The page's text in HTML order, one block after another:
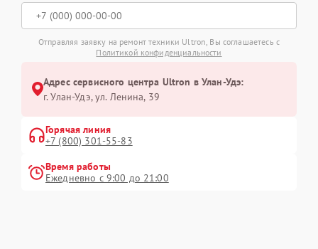
Отправляя заявку на ремонт техники Ultron, Вы соглашаетесь с
Политикой конфиденциальности
Адрес сервисного центра Ultron в Улан-Удэ:
г. Улан-Удэ, ул. Ленина, 39
Горячая линия
+7 (800) 301-55-83
Время работы
Ежедневно с 9:00 до 21:00